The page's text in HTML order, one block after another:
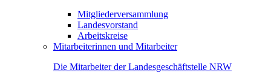
Mitgliederversammlung
Landesvorstand
Arbeitskreise
Mitarbeiterinnen und Mitarbeiter
Die Mitarbeiter der Landesgeschäftstelle NRW